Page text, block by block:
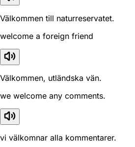
Välkommen till naturreservatet.
welcome a foreign friend
Välkommen, utländska vän.
we welcome any comments.
vi välkomnar alla kommentarer.